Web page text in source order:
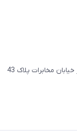
مخابرات پلاک 43